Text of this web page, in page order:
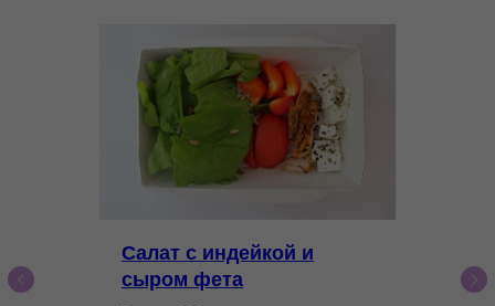
Салат с индейкой и
сыром фета